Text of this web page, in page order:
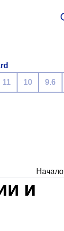
11 10 9.6
Начало
и